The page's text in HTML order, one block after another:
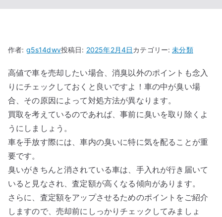
作者: g5s14dwv投稿日: 2025年2月4日カテゴリー:未分類
高値で車を売却したい場合、消臭以外のポイントも念入
りにチェックしておくと良いですよ！車の中が臭い場
合、その原因によって対処方法が異なります。
買取を考えているのであれば、事前に臭いを取り除くよ
うにしましょう。
車を手放す際には、車内の臭いに特に気を配ることが重
要です。
臭いがきちんと消されている車は、手入れが行き届いて
いると見なされ、査定額が高くなる傾向があります。
さらに、査定額をアップさせるためのポイントをご紹介
しますので、売却前にしっかりチェックしてみましょ